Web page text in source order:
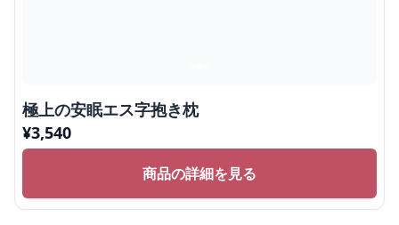
極上の安眠エス字抱き枕
¥3,540
商品の詳細を見る